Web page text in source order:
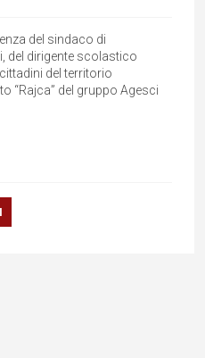
del sindaco di
del dirigente scolastico
del territorio
“Rajca” del gruppo Agesci